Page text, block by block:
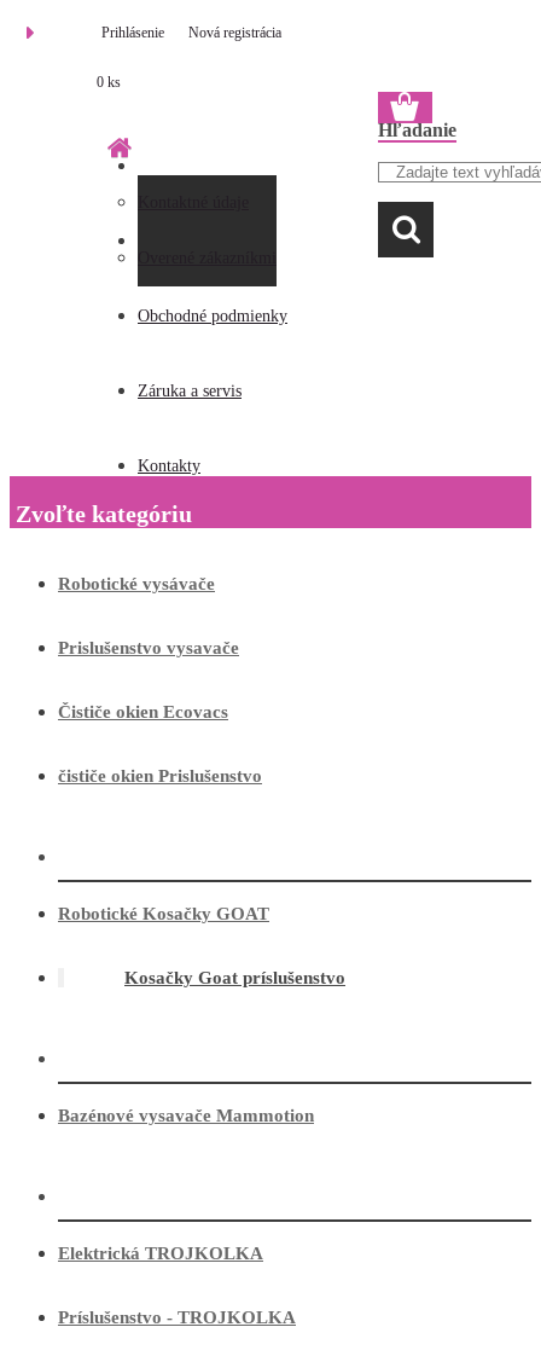
Obchodné podmienky
Záruka a servis
Kontakty
Hľadanie
Prihlásenie Nová registrácia
0 ks
Zvoľte kategóriu
Robotické vysávače
Prislušenstvo vysavače
Čističe okien Ecovacs
čističe okien Prislušenstvo
Robotické Kosačky GOAT
Kosačky Goat príslušenstvo
Bazénové vysavače Mammotion
Elektrická TROJKOLKA
Príslušenstvo - TROJKOLKA